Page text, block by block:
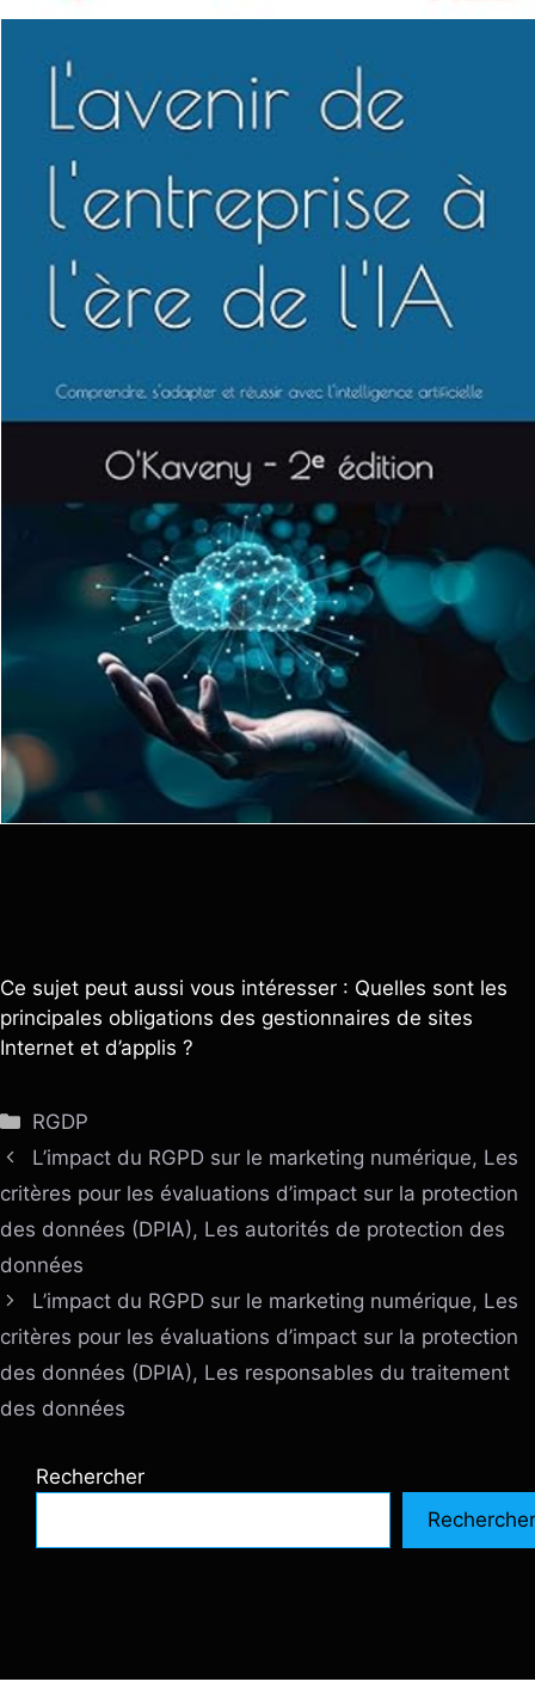
Ce sujet peut aussi vous intéresser : Quelles sont les
principales obligations des gestionnaires de sites
Internet et d’applis ?
Catégories
RGDP
L’impact du RGPD sur le marketing numérique, Les
critères pour les évaluations d’impact sur la protection
des données (DPIA), Les autorités de protection des
données
L’impact du RGPD sur le marketing numérique, Les
critères pour les évaluations d’impact sur la protection
des données (DPIA), Les responsables du traitement
des données
Rechercher
Rechercher